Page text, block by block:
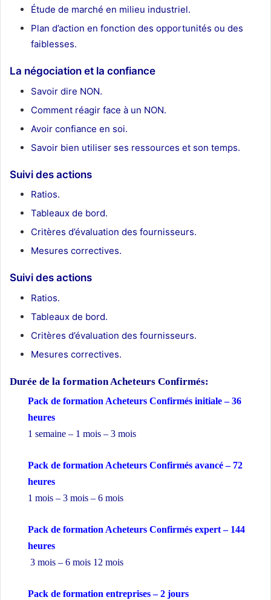
Étude de marché en milieu industriel.
Plan d’action en fonction des opportunités ou des
faiblesses.
La négociation et la confiance
Savoir dire NON.
Comment réagir face à un NON.
Avoir confiance en soi.
Savoir bien utiliser ses ressources et son temps.
Suivi des actions
Ratios.
Tableaux de bord.
Critères d’évaluation des fournisseurs.
Mesures correctives.
Suivi des actions
Ratios.
Tableaux de bord.
Critères d’évaluation des fournisseurs.
Mesures correctives.
Durée de la formation Acheteurs Confirmés:
Pack de formation Acheteurs Confirmés initiale – 36
heures
1 semaine – 1 mois – 3 mois
Pack de formation Acheteurs Confirmés avancé – 72
heures
1 mois – 3 mois – 6 mois
Pack de formation Acheteurs Confirmés expert – 144
heures
3 mois – 6 mois 12 mois
Pack de formation entreprises– 2 jours